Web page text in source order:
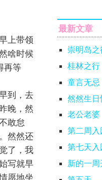
上带领
啥时候
再等
到，去
晚，然
敢怠
然然还
了，我
写就早
愿地坐
最新文章
崇明岛之
桂林之行
童言无忌
然然生日
老公老婆
第二周入
第七天入
新的一周